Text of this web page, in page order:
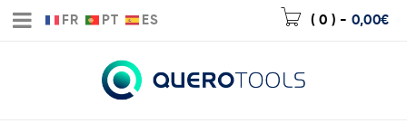
FR PT ES ( 0 ) - 0,00€